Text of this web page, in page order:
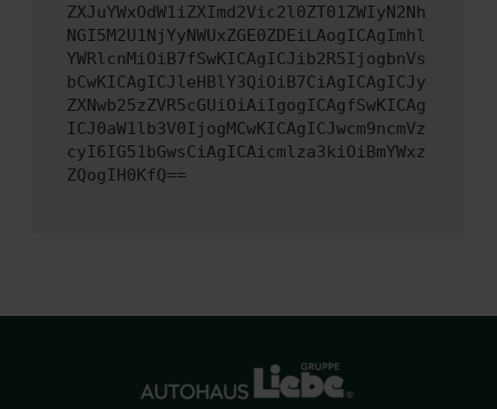
ZXJuYWxOdW1iZXImd2Vic2l0ZT01ZWIyN2Nh
NGI5M2U1NjYyNWUxZGE0ZDEiLAogICAgImhl
YWRlcnMiOiB7fSwKICAgICJib2R5IjogbnVs
bCwKICAgICJleHBlY3QiOiB7CiAgICAgICJy
ZXNwb25zZVR5cGUiOiAiIgogICAgfSwKICAg
ICJ0aW1lb3V0IjogMCwKICAgICJwcm9ncmVz
cyI6IG51bGwsCiAgICAicmlza3kiOiBmYWxz
ZQogIH0KfQ==